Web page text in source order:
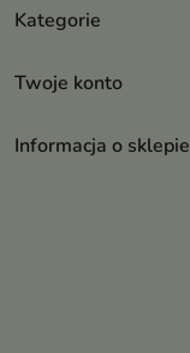
Kategorie
Twoje konto
Informacja o sklepie